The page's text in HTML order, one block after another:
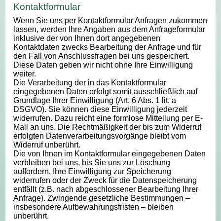
Kontaktformular
Wenn Sie uns per Kontaktformular Anfragen zukommen
lassen, werden Ihre Angaben aus dem Anfrageformular
inklusive der von Ihnen dort angegebenen
Kontaktdaten zwecks Bearbeitung der Anfrage und für
den Fall von Anschlussfragen bei uns gespeichert.
Diese Daten geben wir nicht ohne Ihre Einwilligung
weiter.
Die Verarbeitung der in das Kontaktformular
eingegebenen Daten erfolgt somit ausschließlich auf
Grundlage Ihrer Einwilligung (Art. 6 Abs. 1 lit. a
DSGVO). Sie können diese Einwilligung jederzeit
widerrufen. Dazu reicht eine formlose Mitteilung per E-
Mail an uns. Die Rechtmäßigkeit der bis zum Widerruf
erfolgten Datenverarbeitungsvorgänge bleibt vom
Widerruf unberührt.
Die von Ihnen im Kontaktformular eingegebenen Daten
verbleiben bei uns, bis Sie uns zur Löschung
auffordern, Ihre Einwilligung zur Speicherung
widerrufen oder der Zweck für die Datenspeicherung
entfällt (z.B. nach abgeschlossener Bearbeitung Ihrer
Anfrage). Zwingende gesetzliche Bestimmungen –
insbesondere Aufbewahrungsfristen – bleiben
unberührt.